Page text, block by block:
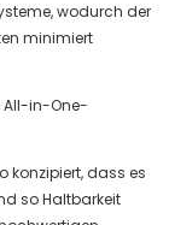
wodurch der
minimiert
konzipiert, dass es
so Haltbarkeit